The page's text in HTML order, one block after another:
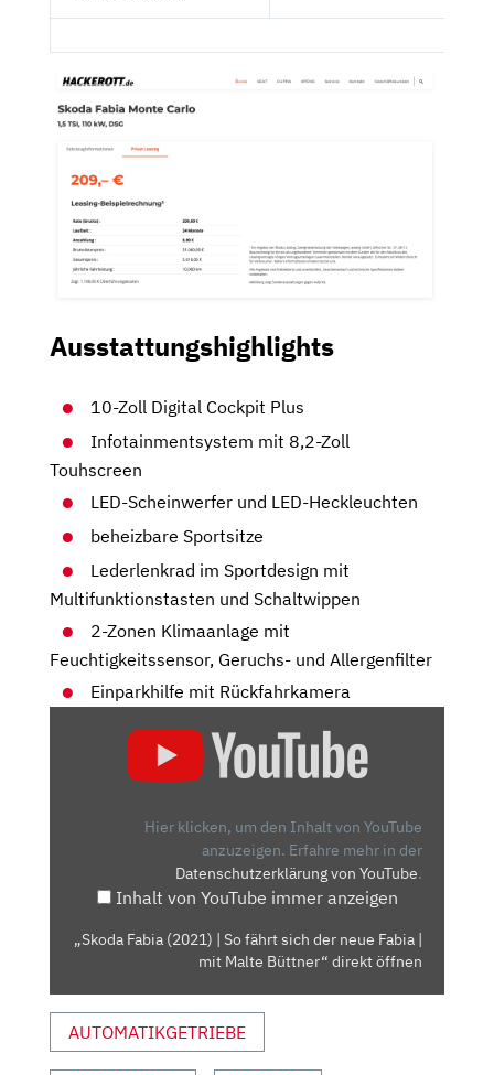
Ausstattungshighlights
10-Zoll Digital Cockpit Plus
Infotainmentsystem mit 8,2-Zoll
Touhscreen
LED-Scheinwerfer und LED-Heckleuchten
beheizbare Sportsitze
Lederlenkrad im Sportdesign mit
Multifunktionstasten und Schaltwippen
2-Zonen Klimaanlage mit
Feuchtigkeitssensor, Geruchs- und Allergenfilter
Einparkhilfe mit Rückfahrkamera
NEUE
MIT
MALTE
Hier klicken, um den Inhalt von YouTube
anzuzeigen. Erfahre mehr in der
Datenschutzerklärung von YouTube.
Inhalt von YouTube immer anzeigen
„Skoda Fabia (2021) | So fährt sich der neue Fabia |
mit Malte Büttner“ direkt öffnen
AUTOMATIKGETRIEBE